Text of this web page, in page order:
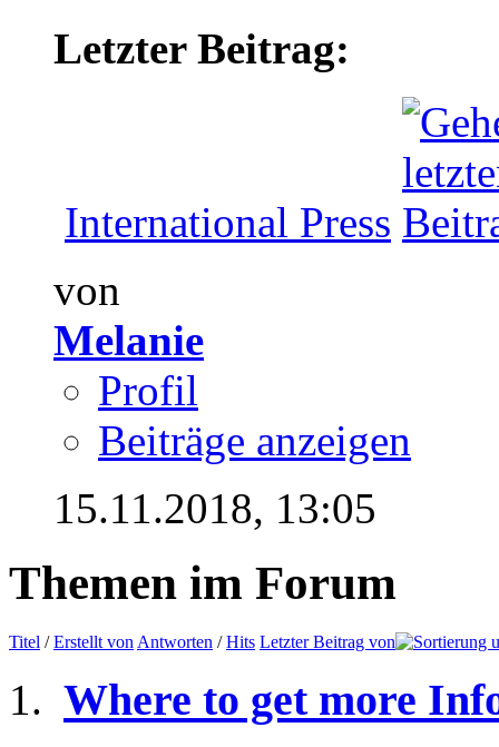
Letzter Beitrag:
International Press
von
Melanie
Profil
Beiträge anzeigen
15.11.2018, 13:05
Themen im Forum
Titel /Erstellt von Antworten /Hits Letzter Beitrag von
Where to get more